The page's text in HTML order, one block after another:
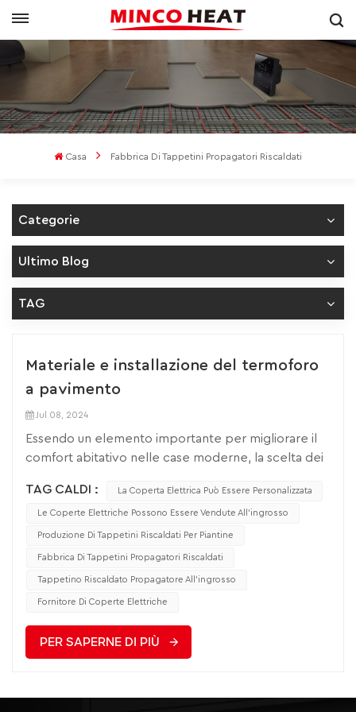
Casa Fabbrica Di Tappetini Propagatori Riscaldati
Categorie
Ultimo Blog
TAG
Materiale e installazione del termoforo
a pavimento
Jul 08, 2024
Essendo un elemento importante per migliorare il
comfort abitativo nelle case moderne, la scelta dei
impatto decisivo sull'effetto d'uso finale. In molte
famiglie oggi sempre più attente alla qualità della
vita, è particolarmente importante comprendere i
materiali di produzione e le fasi di installazione del
grafene e materiali isolanti. Essendo una formula
speciale di olio d'argento, l'inchiostro conduttivo
non solo ha una buona conduttività elettrica, ma ha
TAG CALDI : La Coperta Elettrica Può Essere Personalizzata
Le Coperte Elettriche Possono Essere Vendute All'ingrosso
Produzione Di Tappetini Riscaldati Per Piantine
Fabbrica Di Tappetini Propagatori Riscaldati
Tappetino Riscaldato Propagatore All'ingrosso
Fornitore Di Coperte Elettriche
PER SAPERNE DI PIÙ